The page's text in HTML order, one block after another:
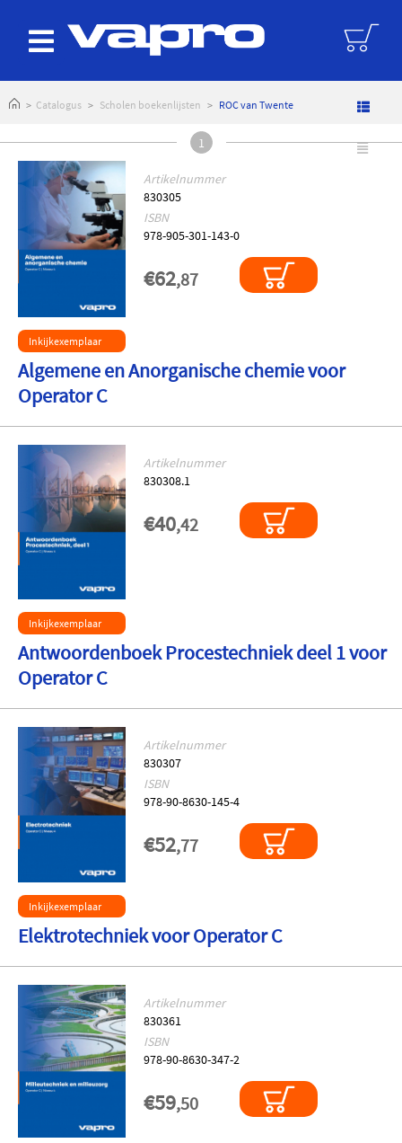
Catalogus Scholen boekenlijsten ROC van Twente
1
Inkijkexemplaar
Algemene en Anorganische chemie voor
Operator C
€62,87
Artikelnummer
830305
ISBN
978-905-301-143-0
Inkijkexemplaar
Antwoordenboek Procestechniek deel 1 voor
Operator C
€40,42
Artikelnummer
830308.1
Inkijkexemplaar
Elektrotechniek voor Operator C
€52,77
Artikelnummer
830307
ISBN
978-90-8630-145-4
€59,50
Artikelnummer
830361
ISBN
978-90-8630-347-2